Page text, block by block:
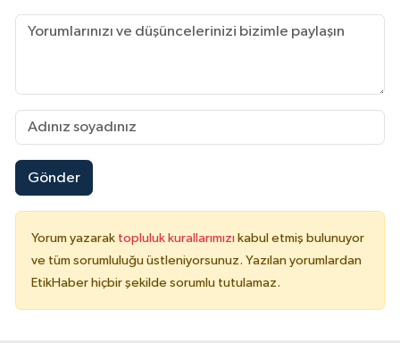
Gönder
Yorum yazarak topluluk kurallarımızı kabul etmiş bulunuyor
ve tüm sorumluluğu üstleniyorsunuz. Yazılan yorumlardan
EtikHaber hiçbir şekilde sorumlu tutulamaz.